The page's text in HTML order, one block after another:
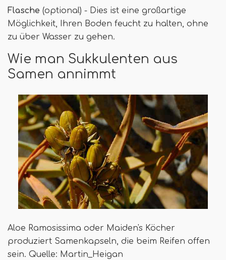
Flasche (optional) - Dies ist eine großartige
Möglichkeit, Ihren Boden feucht zu halten, ohne
zu über Wasser zu gehen.
Wie man Sukkulenten aus
Samen annimmt
Aloe Ramosissima oder Maiden's Köcher
produziert Samenkapseln, die beim Reifen offen
sein. Quelle: Martin_Heigan